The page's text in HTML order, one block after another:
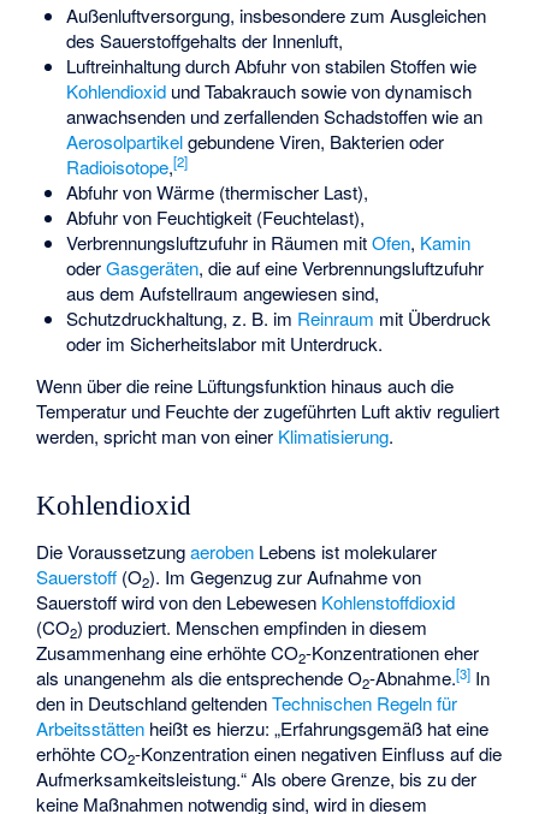
Außenluftversorgung, insbesondere zum Ausgleichen
des Sauerstoffgehalts der Innenluft,
Luftreinhaltung durch Abfuhr von stabilen Stoffen wie
Kohlendioxidund Tabakrauch sowie von dynamisch
anwachsenden und zerfallenden Schadstoffen wie an
Aerosolpartikelgebundene Viren, Bakterien oder
Radioisotope,[2]
Abfuhr von Wärme (thermischer Last),
Abfuhr von Feuchtigkeit (Feuchtelast),
Verbrennungsluftzufuhrin Räumen mitOfen, Kamin
oderGasgeräten, die auf eine Verbrennungsluftzufuhr
aus dem Aufstellraum angewiesen sind,
Schutzdruckhaltung, z. B. im Reinraum mit Überdruck
oder im Sicherheitslabor mit Unterdruck.
Wenn über die reine Lüftungsfunktion hinaus auch die
Temperatur und Feuchte der zugeführten Luft aktiv reguliert
werden, spricht man von einer Klimatisierung.
Kohlendioxid
Die Voraussetzungaeroben Lebens ist molekularer
Sauerstoff (O2). Im Gegenzug zur Aufnahme von
Sauerstoff wird von den Lebewesen Kohlenstoffdioxid
(CO2) produziert. Menschen empfinden in diesem
Zusammenhang eine erhöhte CO2-Konzentrationen eher
als unangenehm als die entsprechende O2-Abnahme.[3] In
den in Deutschland geltendenTechnischen Regeln für
Arbeitsstätten heißt es hierzu: „Erfahrungsgemäß hat eine
erhöhte CO2-Konzentration einen negativen Einfluss auf die
Aufmerksamkeitsleistung.“ Als obere Grenze, bis zu der
keine Maßnahmen notwendig sind, wird in diesem